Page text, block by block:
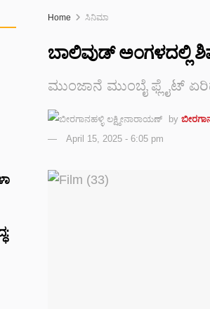
Home ಸಿನಿಮಾ
ಬಾಲಿವುಡ್ ಅಂಗಳದಲ್ಲಿ
ಮುಂಜಾನೆ ಮುಂಬೈ ಫ್ಲೈಟ್
by
April 15, 2025 - 6:05 pm